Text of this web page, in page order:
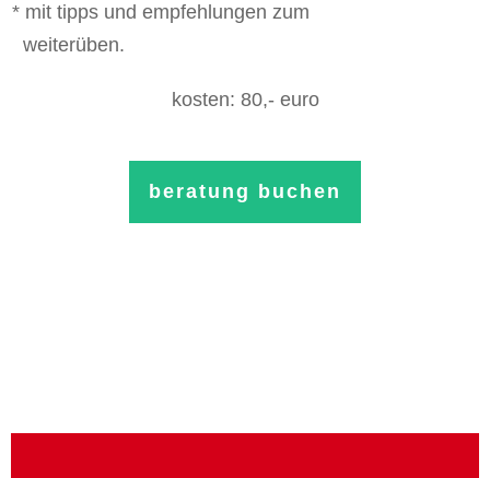
* mit tipps und empfehlungen zum
weiterüben.
kosten: 80,- euro
beratung buchen